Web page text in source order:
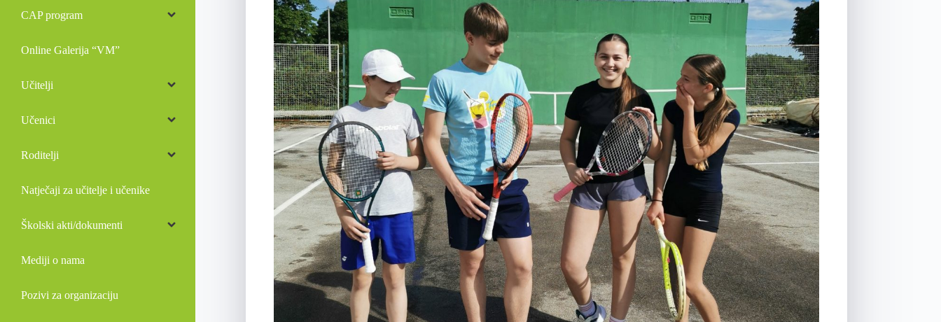
CAP program
Online Galerija “VM”
Učitelji
Učenici
Roditelji
Natječaji za učitelje i učenike
Školski akti/dokumenti
Mediji o nama
Pozivi za organizaciju